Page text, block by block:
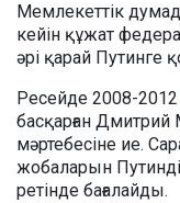
Мемлекеттік
кейін құжат
әрі қарай Путинге
Ресейде 2008-
басқарған
мәртебесіне ие.
жобаларын Путинді
ретінде бағалайды.